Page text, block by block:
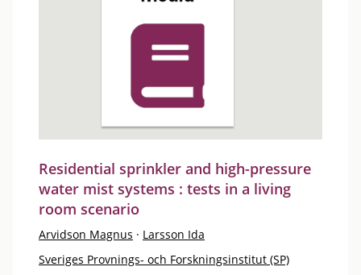
Residential sprinkler and high-pressure
water mist systems : tests in a living
room scenario
Arvidson Magnus · Larsson Ida
Sveriges Provnings- och Forskningsinstitut (SP)